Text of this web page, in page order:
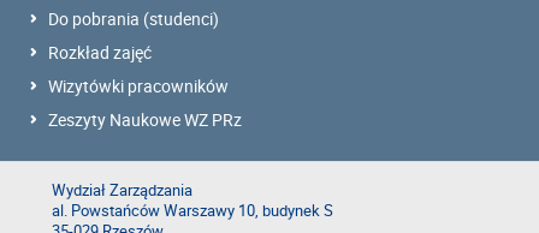
Do pobrania (studenci)
Rozkład zajęć
Wizytówki pracowników
Zeszyty Naukowe WZ PRz
Wydział Zarządzania
al. Powstańców Warszawy 10, budynek S